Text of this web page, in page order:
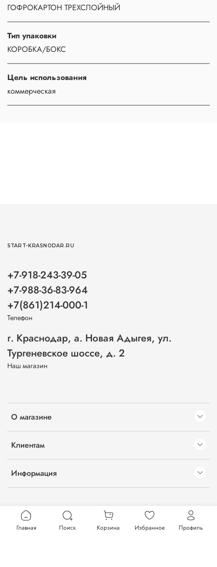
ГОФРОКАРТОН ТРЕХСЛОЙНЫЙ
Тип упаковки
КОРОБКА/БОКС
Цель использования
коммерческая
О магазине
Клиентам
Информация
START-KRASNODAR.RU
+7-918-243-39-05
+7-988-36-83-964
+7(861)214-000-1
Телефон
г. Краснодар, а. Новая Адыгея, ул.
Тургеневское шоссе, д. 2
Наш магазин
Главная Поиск Корзина Избранное Профиль